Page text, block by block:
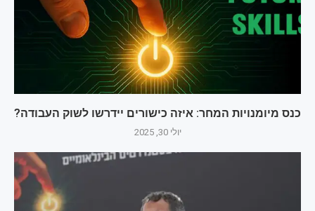
כנס מיומנויות המחר: איזה כישורים יידרשו לשוק העבודה?
יולי 30, 2025